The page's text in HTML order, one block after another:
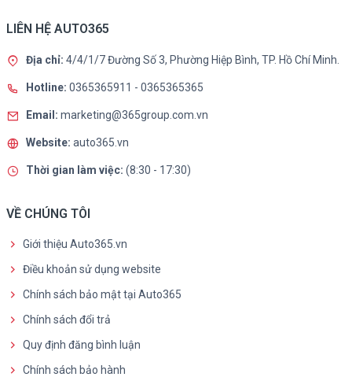
LIÊN HỆ AUTO365
Địa chỉ: 4/4/1/7 Đường Số 3, Phường Hiệp Bình, TP. Hồ Chí Minh.
Hotline: 0365365911 - 0365365365
Email: marketing@365group.com.vn
Website: auto365.vn
Thời gian làm việc: (8:30 - 17:30)
VỀ CHÚNG TÔI
Giới thiệu Auto365.vn
Điều khoản sử dụng website
Chính sách bảo mật tại Auto365
Chính sách đổi trả
Quy định đăng bình luận
Chính sách bảo hành